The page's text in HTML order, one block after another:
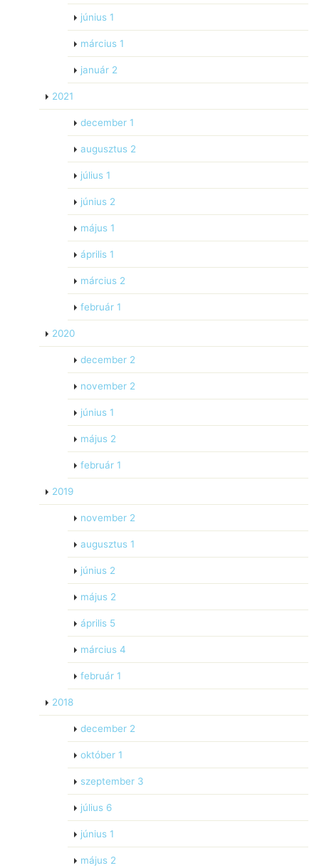
június 1
március 1
január 2
2021
december 1
augusztus 2
július 1
június 2
május 1
április 1
március 2
február 1
2020
december 2
november 2
június 1
május 2
február 1
2019
november 2
augusztus 1
június 2
május 2
április 5
március 4
február 1
2018
december 2
október 1
szeptember 3
július 6
június 1
május 2